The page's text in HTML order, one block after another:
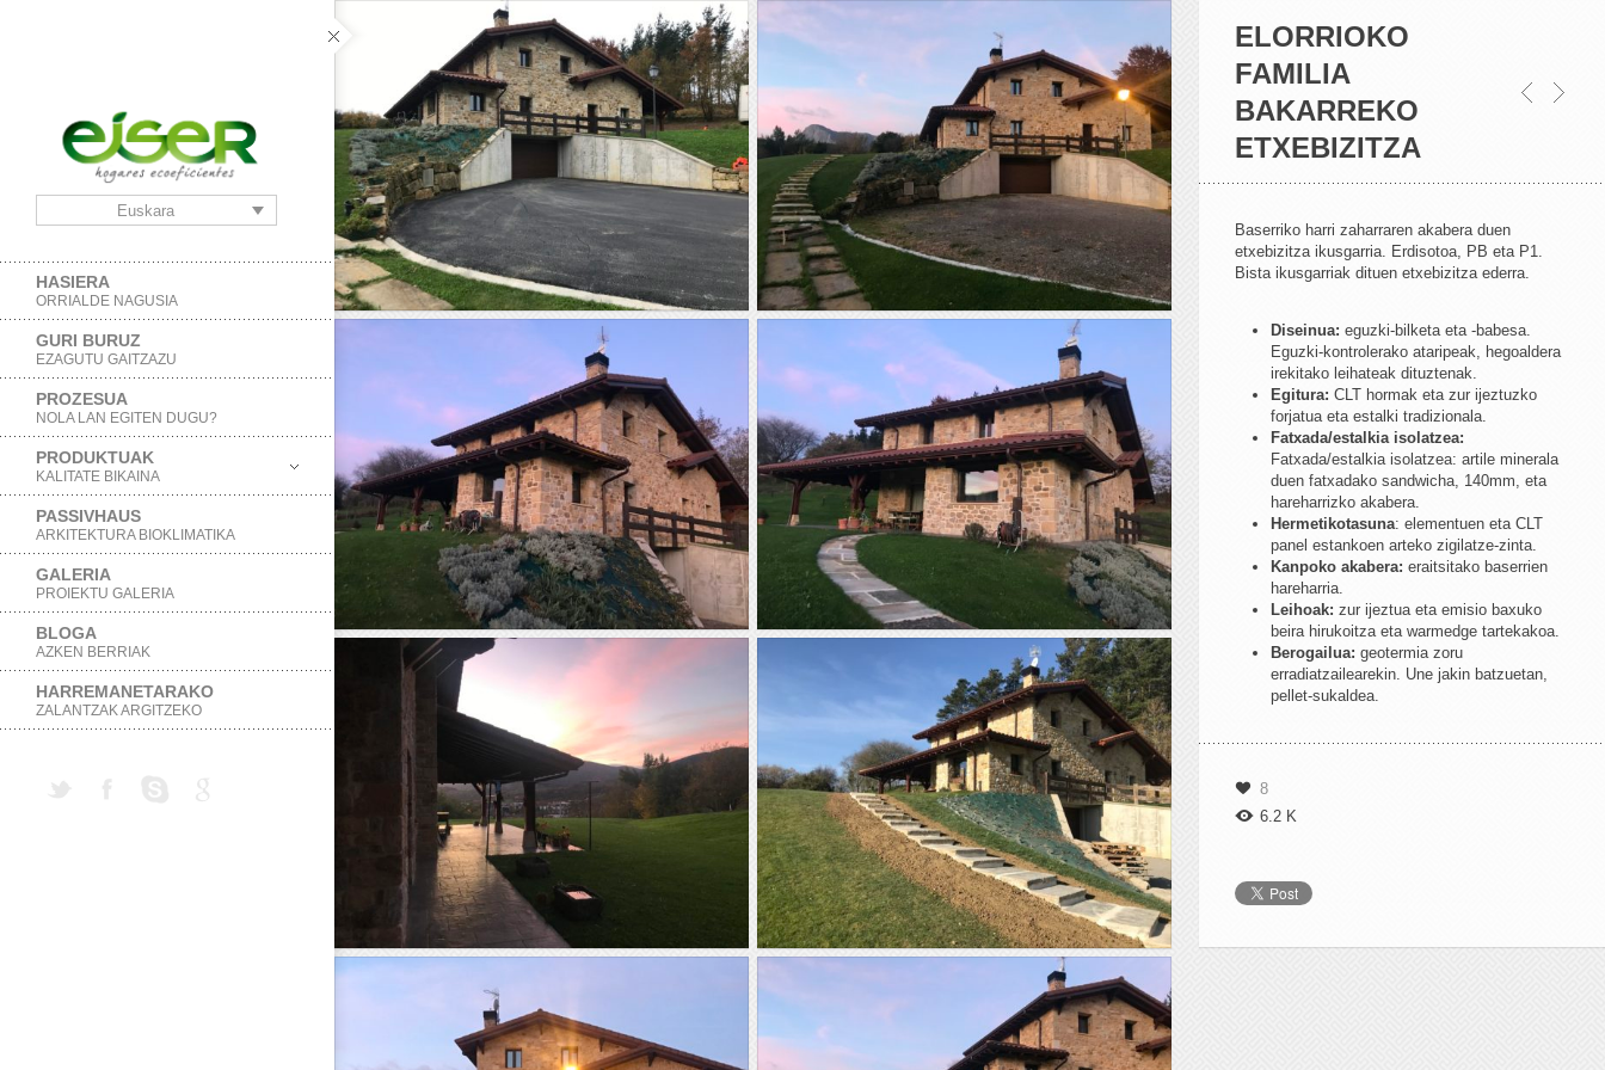
Euskara
HASIERA
ORRIALDE NAGUSIA
GURI BURUZ
EZAGUTU GAITZAZU
PROZESUA
NOLA LAN EGITEN DUGU?
PRODUKTUAK
KALITATE BIKAINA
PASSIVHAUS
ARKITEKTURA BIOKLIMATIKA
GALERIA
PROIEKTU GALERIA
BLOGA
AZKEN BERRIAK
HARREMANETARAKO
ZALANTZAK ARGITZEKO
ELORRIOKO
FAMILIA
BAKARREKO
ETXEBIZITZA
Baserriko harri zaharraren akabera duen
etxebizitza ikusgarria. Erdisotoa, PB eta P1.
Bista ikusgarriak dituen etxebizitza ederra.
Diseinua: eguzki-bilketa eta -babesa.
Eguzki-kontrolerako ataripeak, hegoaldera
irekitako leihateak dituztenak.
Egitura: CLT hormak eta zur ijeztuzko
forjatua eta estalki tradizionala.
Fatxada/estalkia isolatzea:
Fatxada/estalkia isolatzea: artile minerala
duen fatxadako sandwicha, 140mm, eta
hareharrizko akabera.
Hermetikotasuna: elementuen eta CLT
panel estankoen arteko zigilatze-zinta.
Kanpoko akabera: eraitsitako baserrien
hareharria.
Leihoak: zur ijeztua eta emisio baxuko
beira hirukoitza eta warmedge tartekakoa.
Berogailua: geotermia zoru
erradiatzailearekin. Une jakin batzuetan,
pellet-sukaldea.
8
6.2 K